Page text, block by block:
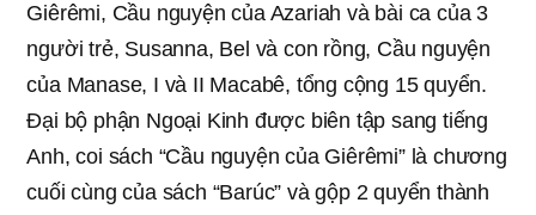
Giêrêmi, Cầu nguyện của Azariah và bài ca của 3
người trẻ, Susanna, Bel và con rồng, Cầu nguyện
của Manase, I và II Macabê, tổng cộng 15 quyển.
Đại bộ phận Ngoại Kinh được biên tập sang tiếng
Anh, coi sách “Cầu nguyện của Giêrêmi” là chương
cuối cùng của sách “Barúc” và gộp 2 quyển thành